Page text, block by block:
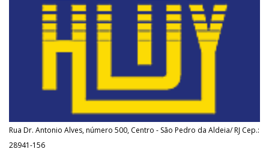
Rua Dr. Antonio Alves, número 500, Centro - São Pedro da Aldeia/ RJ Cep.:
28941-156